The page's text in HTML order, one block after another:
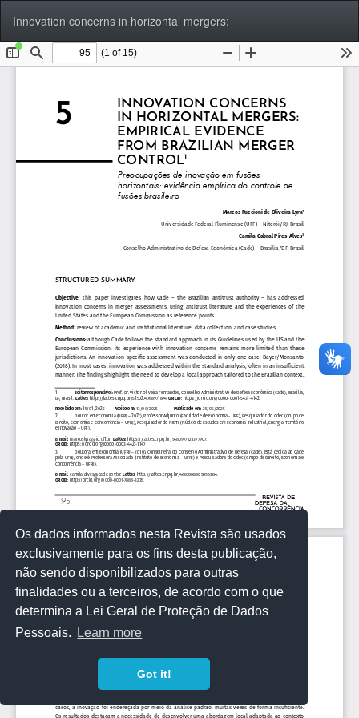
Os dados informados nesta Revista são usados
exclusivamente para os fins desta publicação,
não sendo disponibilizados para outras
finalidades ou a terceiros, de acordo com o que
determina a Lei Geral de Proteção de Dados
Pessoais.
Learn more
Got it!
aos
Detalhes
do
Artigo
Innovation concerns in horizontal mergers: